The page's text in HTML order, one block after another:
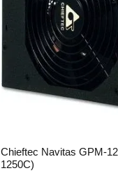
Chieftec Navitas GPM-
1250C)